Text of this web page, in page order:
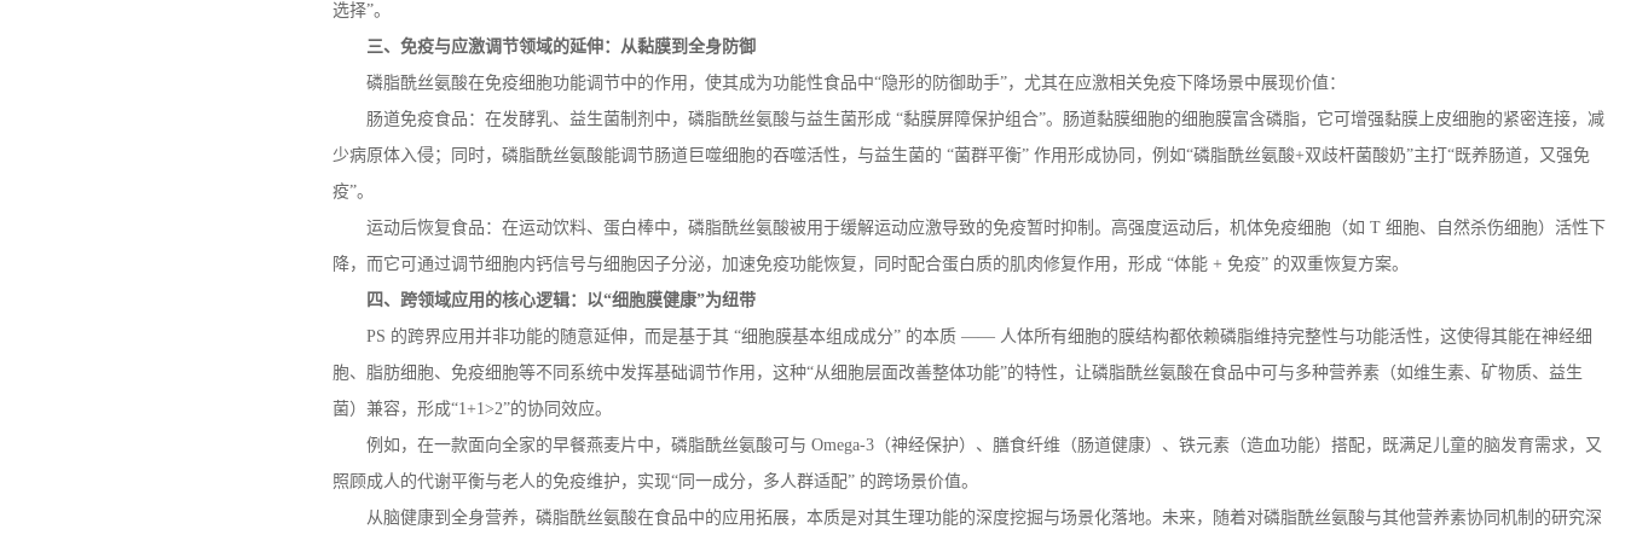
选择”。
三、免疫与应激调节领域的延伸：从黏膜到全身防御
磷脂酰丝氨酸在免疫细胞功能调节中的作用，使其成为功能性食品中“隐形的防御助手”，尤其在应激相关免疫下降场景中展现价值：
肠道免疫食品：在发酵乳、益生菌制剂中，磷脂酰丝氨酸与益生菌形成 “黏膜屏障保护组合”。肠道黏膜细胞的细胞膜富含磷脂，它可增强黏膜上皮细胞的紧密连接，减
少病原体入侵；同时，磷脂酰丝氨酸能调节肠道巨噬细胞的吞噬活性，与益生菌的 “菌群平衡” 作用形成协同，例如“磷脂酰丝氨酸+双歧杆菌酸奶”主打“既养肠道，又强免
疫”。
运动后恢复食品：在运动饮料、蛋白棒中，磷脂酰丝氨酸被用于缓解运动应激导致的免疫暂时抑制。高强度运动后，机体免疫细胞（如 T 细胞、自然杀伤细胞）活性下
降，而它可通过调节细胞内钙信号与细胞因子分泌，加速免疫功能恢复，同时配合蛋白质的肌肉修复作用，形成 “体能 + 免疫” 的双重恢复方案。
四、跨领域应用的核心逻辑：以“细胞膜健康”为纽带
PS 的跨界应用并非功能的随意延伸，而是基于其 “细胞膜基本组成成分” 的本质 —— 人体所有细胞的膜结构都依赖磷脂维持完整性与功能活性，这使得其能在神经细
胞、脂肪细胞、免疫细胞等不同系统中发挥基础调节作用，这种“从细胞层面改善整体功能”的特性，让磷脂酰丝氨酸在食品中可与多种营养素（如维生素、矿物质、益生
菌）兼容，形成“1+1>2”的协同效应。
例如，在一款面向全家的早餐燕麦片中，磷脂酰丝氨酸可与 Omega-3 （神经保护）、膳食纤维（肠道健康）、铁元素（造血功能）搭配，既满足儿童的脑发育需求，又
照顾成人的代谢平衡与老人的免疫维护，实现“同一成分，多人群适配” 的跨场景价值。
从脑健康到全身营养，磷脂酰丝氨酸在食品中的应用拓展，本质是对其生理功能的深度挖掘与场景化落地。未来，随着对磷脂酰丝氨酸与其他营养素协同机制的研究深